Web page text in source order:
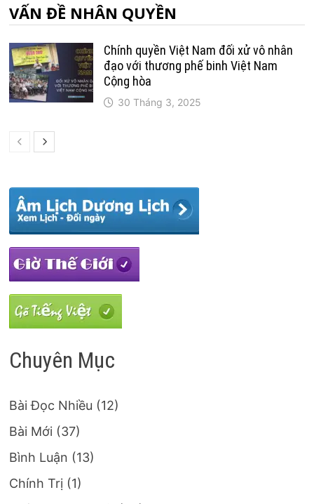
VẤN ĐỀ NHÂN QUYỀN
Chính quyền Việt Nam đối xử vô nhân
đạo với thương phế binh Việt Nam
Cộng hòa
30 Tháng 3, 2025
Chuyên Mục
Bài Đọc Nhiều (12)
Bài Mới (37)
Bình Luận (13)
Chính Trị (1)